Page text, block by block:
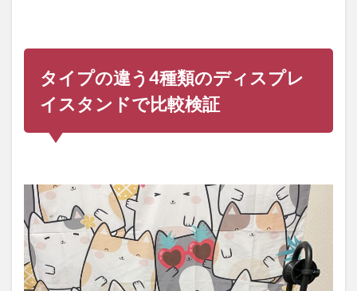
タイプの違う4種類のディスプレ
イスタンドで比較検証